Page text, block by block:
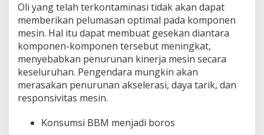
Oli yang telah terkontaminasi tidak akan dapat
memberikan pelumasan optimal pada komponen
mesin. Hal itu dapat membuat gesekan diantara
komponen-komponen tersebut meningkat,
menyebabkan penurunan kinerja mesin secara
keseluruhan. Pengendara mungkin akan
merasakan penurunan akselerasi, daya tarik, dan
responsivitas mesin.
Konsumsi BBM menjadi boros